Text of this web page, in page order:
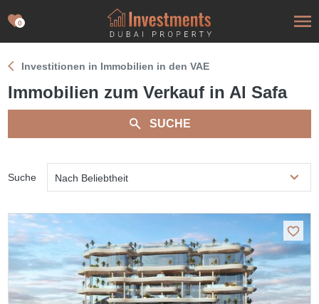
0
Investitionen in Immobilien in den VAE
Immobilien zum Verkauf in Al Safa
SUCHE
Suche Nach Beliebtheit